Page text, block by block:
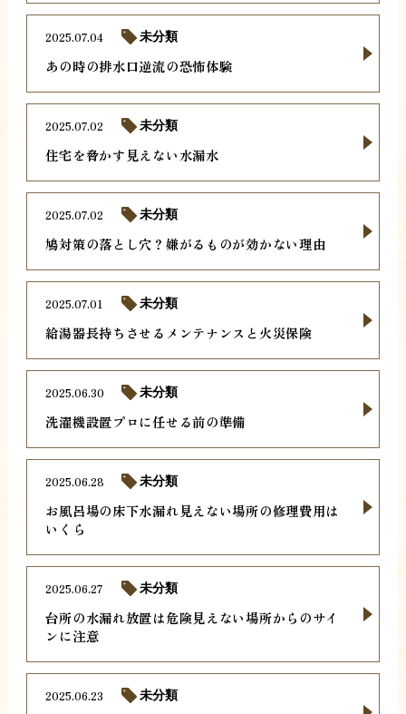
あの時の排水口逆流の恐怖体験
2025.07.04 未分類
住宅を脅かす見えない水漏水
2025.07.02 未分類
鳩対策の落とし穴？嫌がるものが効かない理由
2025.07.02 未分類
給湯器長持ちさせるメンテナンスと火災保険
2025.07.01 未分類
洗濯機設置プロに任せる前の準備
2025.06.30 未分類
お風呂場の床下水漏れ見えない場所の修理費用は
いくら
2025.06.28 未分類
台所の水漏れ放置は危険見えない場所からのサイ
ンに注意
2025.06.27 未分類
2025.06.23 未分類